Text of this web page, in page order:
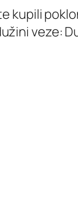
kupili
veze: